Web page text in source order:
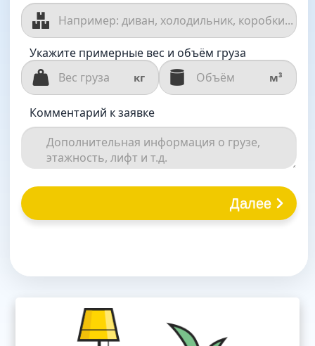
Укажите примерные вес и объём груза
кг м³
Комментарий к заявке
Далее